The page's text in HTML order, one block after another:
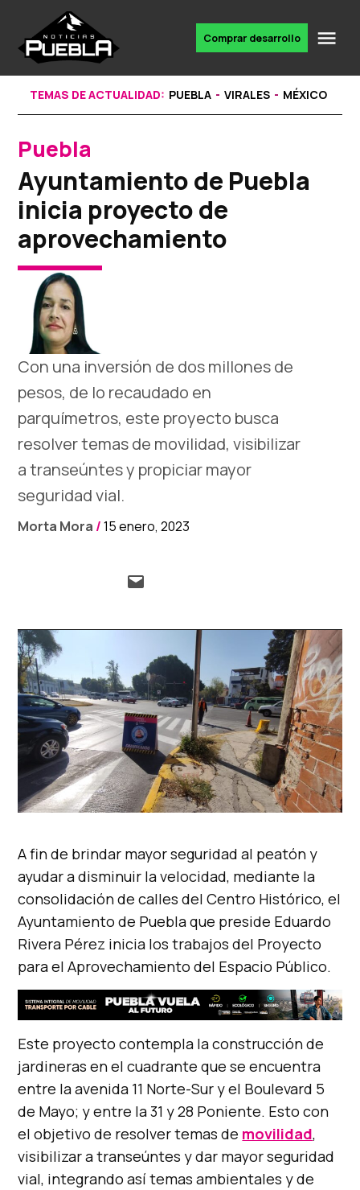
content
noticias
Comprar desarrollo
TEMAS DE ACTUALIDAD: PUEBLA VIRALES MÉXICO
POSTED
IN
Puebla
Ayuntamiento de Puebla
inicia proyecto de
aprovechamiento
Con una inversión de dos millones de
pesos, de lo recaudado en
parquímetros, este proyecto busca
resolver temas de movilidad, visibilizar
a transeúntes y propiciar mayor
seguridad vial.
Morta Mora / 15 enero, 2023
A fin de brindar mayor seguridad al peatón y
ayudar a disminuir la velocidad, mediante la
consolidación de calles del Centro Histórico, el
Ayuntamiento de Puebla que preside Eduardo
Rivera Pérez inicia los trabajos del Proyecto
para el Aprovechamiento del Espacio Público.
Este proyecto contempla la construcción de
jardineras en el cuadrante que se encuentra
entre la avenida 11 Norte-Sur y el Boulevard 5
de Mayo; y entre la 31 y 28 Poniente. Esto con
el objetivo de resolver temas de movilidad,
visibilizar a transeúntes y dar mayor seguridad
vial, integrando así temas ambientales y de